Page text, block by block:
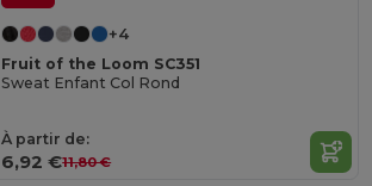
+4
Fruit of the Loom SC351
Sweat Enfant Col Rond
À partir de:
6,92 €11,80 €